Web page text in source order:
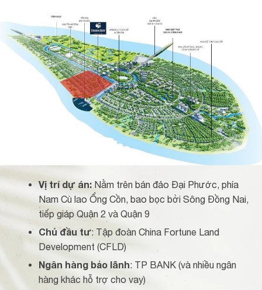
Vị trí dự án:Nằm trên bán đảo Đại Phước, phía
Nam Cù lao Ổng Cồn, bao bọc bởi Sông Đồng Nai,
tiếp giáp Quận 2 và Quận 9
Chủ đầu tư: Tập đoàn China Fortune Land
Development (CFLD)
Ngân hàng bảo lãnh: TP BANK (và nhiều ngân
hàng khác hỗ trợ cho vay)